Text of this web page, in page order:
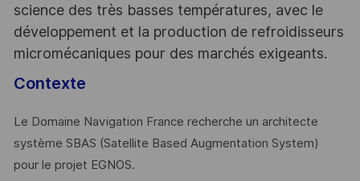
science des très basses températures, avec le
développement et la production de refroidisseurs
micromécaniques pour des marchés exigeants.
Contexte
Le Domaine Navigation France recherche un architecte
système SBAS (Satellite Based Augmentation System)
pour le projet EGNOS.